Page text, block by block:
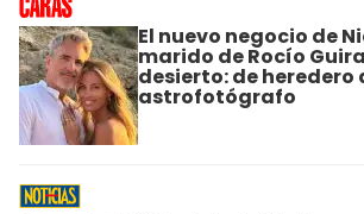
El nuevo negocio de
marido de Rocío
desierto: de heredero
astrofotógrafo